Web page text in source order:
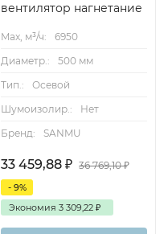
вентилятор нагнетание
Max, м³/ч:
6950
Диаметр.:
500 мм
Тип.:
Осевой
Шумоизолир.:
Нет
Бренд:
SANMU
33 459,88 ₽ 36 769,10₽
- 9%
Экономия 3 309,22 ₽